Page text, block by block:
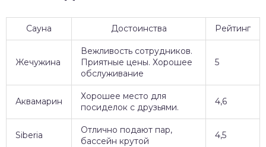
Сауна Достоинства Рейтинг
Жечужина
Вежливость сотрудников.
Приятные цены. Хорошее
обслуживание
5
Аквамарин
Хорошее место для
посиделок с друзьями.
4,6
Siberia
Отлично подают пар,
бассейн крутой
4,5